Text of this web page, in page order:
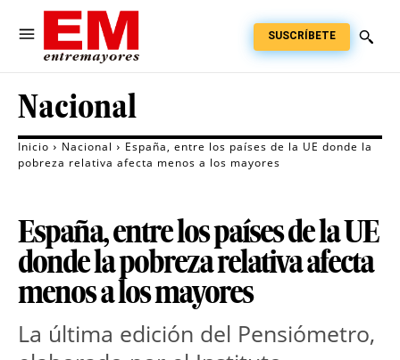
SUSCRÍBETE
Nacional
Inicio Nacional
España, entre los países de la UE donde la
pobreza relativa afecta menos a los mayores
España, entre los países de la UE
donde la pobreza relativa afecta
menos a los mayores
La última edición del Pensiómetro,